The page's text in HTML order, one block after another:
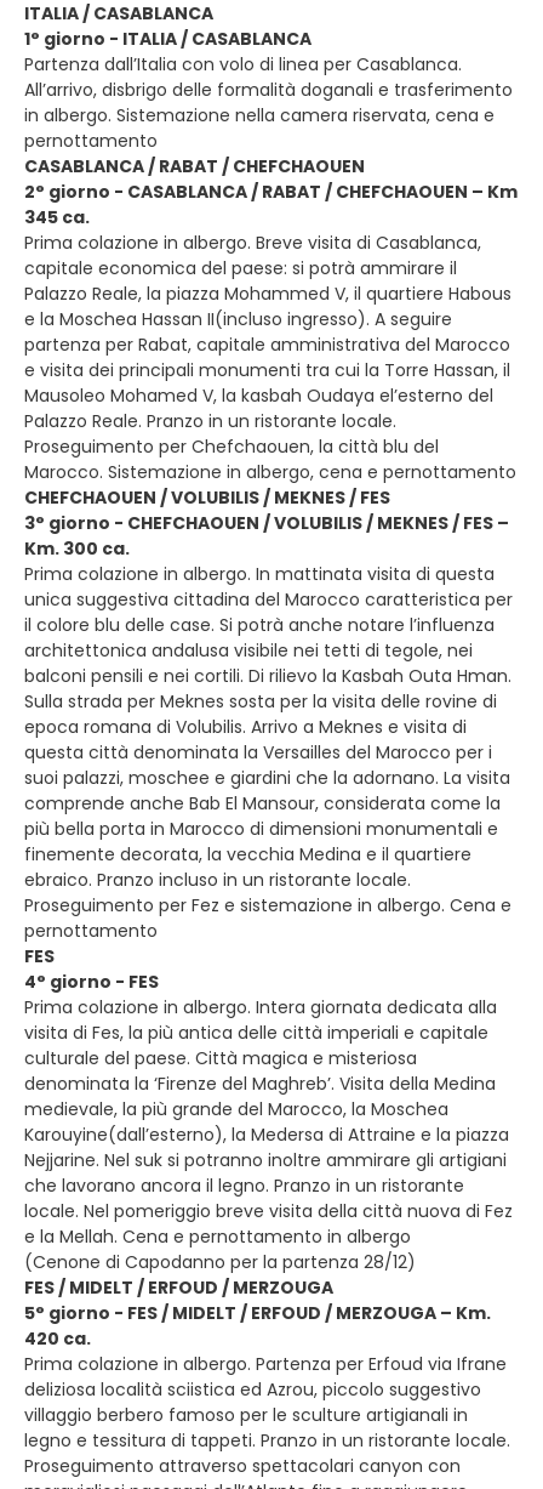
ITALIA / CASABLANCA
1° giorno - ITALIA / CASABLANCA
Partenza dall’Italia con volo di linea per Casablanca.
All’arrivo, disbrigo delle formalità doganali e trasferimento
in albergo. Sistemazione nella camera riservata, cena e
pernottamento
CASABLANCA / RABAT / CHEFCHAOUEN
2° giorno - CASABLANCA / RABAT / CHEFCHAOUEN – Km
345 ca.
Prima colazione in albergo. Breve visita di Casablanca,
capitale economica del paese: si potrà ammirare il
Palazzo Reale, la piazza Mohammed V, il quartiere Habous
e la Moschea Hassan II(incluso ingresso). A seguire
partenza per Rabat, capitale amministrativa del Marocco
e visita dei principali monumenti tra cui la Torre Hassan, il
Mausoleo Mohamed V, la kasbah Oudaya el’esterno del
Palazzo Reale. Pranzo in un ristorante locale.
Proseguimento per Chefchaouen, la città blu del
Marocco. Sistemazione in albergo, cena e pernottamento
CHEFCHAOUEN / VOLUBILIS / MEKNES / FES
3° giorno - CHEFCHAOUEN / VOLUBILIS / MEKNES / FES –
Km. 300 ca.
Prima colazione in albergo. In mattinata visita di questa
unica suggestiva cittadina del Marocco caratteristica per
il colore blu delle case. Si potrà anche notare l’influenza
architettonica andalusa visibile nei tetti di tegole, nei
balconi pensili e nei cortili. Di rilievo la Kasbah Outa Hman.
Sulla strada per Meknes sosta per la visita delle rovine di
epoca romana di Volubilis. Arrivo a Meknes e visita di
questa città denominata la Versailles del Marocco per i
suoi palazzi, moschee e giardini che la adornano. La visita
comprende anche Bab El Mansour, considerata come la
più bella porta in Marocco di dimensioni monumentali e
finemente decorata, la vecchia Medina e il quartiere
ebraico. Pranzo incluso in un ristorante locale.
Proseguimento per Fez e sistemazione in albergo. Cena e
pernottamento
FES
4° giorno - FES
Prima colazione in albergo. Intera giornata dedicata alla
visita di Fes, la più antica delle città imperiali e capitale
culturale del paese. Città magica e misteriosa
denominata la ‘Firenze del Maghreb’. Visita della Medina
medievale, la più grande del Marocco, la Moschea
Karouyine(dall’esterno), la Medersa di Attraine e la piazza
Nejjarine. Nel suk si potranno inoltre ammirare gli artigiani
che lavorano ancora il legno. Pranzo in un ristorante
locale. Nel pomeriggio breve visita della città nuova di Fez
e la Mellah. Cena e pernottamento in albergo
(Cenone di Capodanno per la partenza 28/12)
FES / MIDELT / ERFOUD / MERZOUGA
5° giorno - FES / MIDELT / ERFOUD / MERZOUGA – Km.
420 ca.
Prima colazione in albergo. Partenza per Erfoud via Ifrane
deliziosa località sciistica ed Azrou, piccolo suggestivo
villaggio berbero famoso per le sculture artigianali in
legno e tessitura di tappeti. Pranzo in un ristorante locale.
Proseguimento attraverso spettacolari canyon con